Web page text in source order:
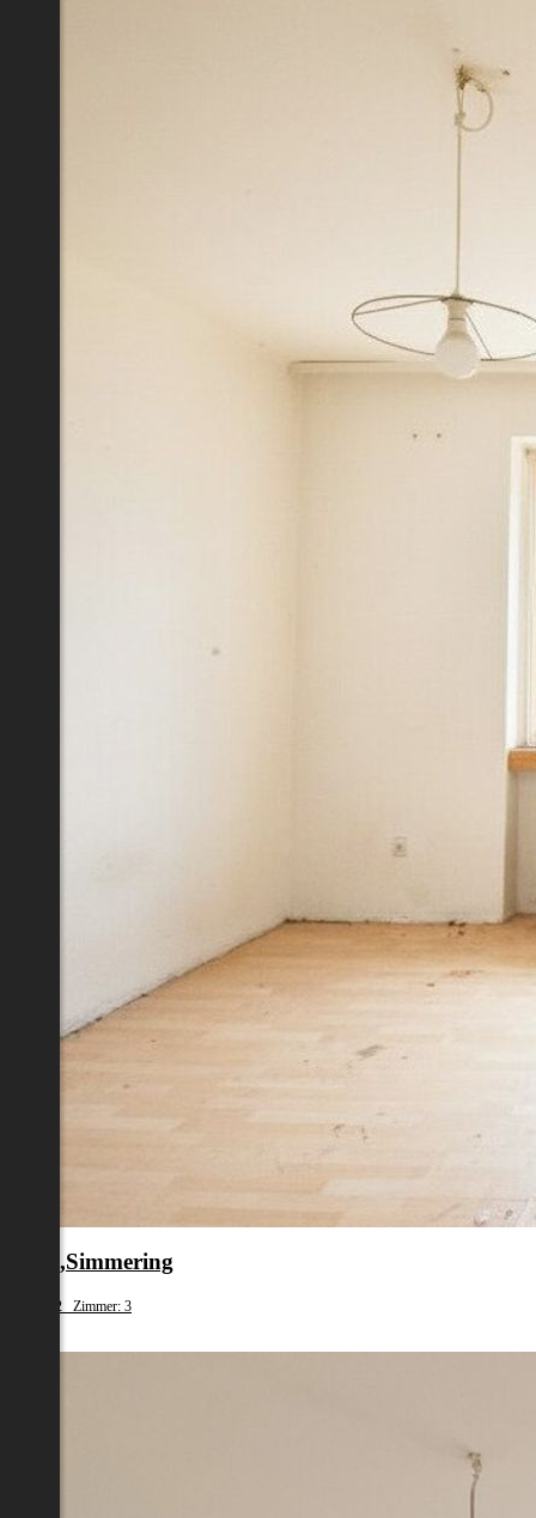
11.,Simmering
62 Zimmer: 3